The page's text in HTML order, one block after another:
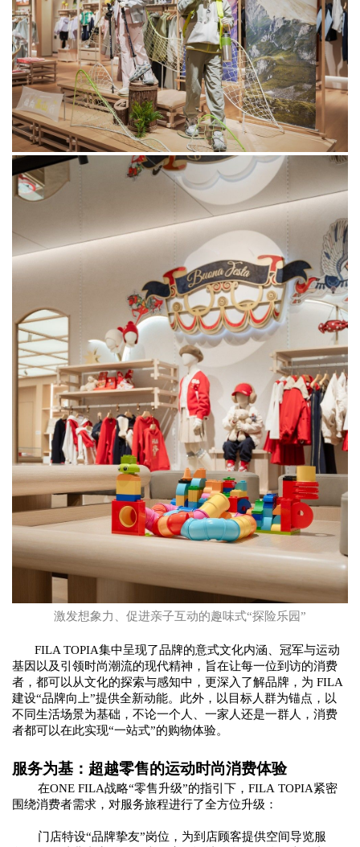
激发想象力、促进亲子互动的趣味式“探险乐园”
FILA TOPIA集中呈现了品牌的意式文化内涵、冠军与运动
基因以及引领时尚潮流的现代精神，旨在让每一位到访的消费
者，都可以从文化的探索与感知中，更深入了解品牌，为 FILA
建设“品牌向上”提供全新动能。此外，以目标人群为锚点，以
不同生活场景为基础，不论一个人、一家人还是一群人，消费
者都可以在此实现“一站式”的购物体验。
服务为基：超越零售的运动时尚消费体验
在ONE FILA战略“零售升级”的指引下，FILA TOPIA紧密
围绕消费者需求，对服务旅程进行了全方位升级：
门店特设“品牌挚友”岗位，为到店顾客提供空间导览服